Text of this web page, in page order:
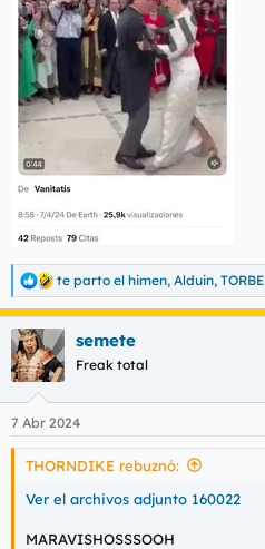
R
e
a
c
c
i
e
s
te parto el himen, Alduin, TORBE
semete
Freak total
7 Abr 2024
THORNDIKE rebuznó:
Ver el archivos adjunto 160022
MARAVISHOSSSOOH